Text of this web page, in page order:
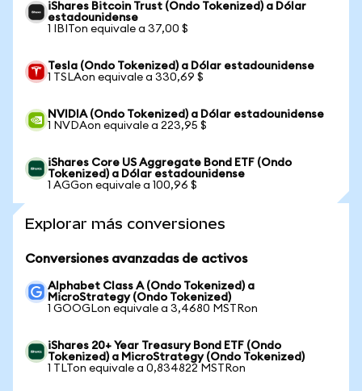
iShares Bitcoin Trust (Ondo Tokenized) a Dólar
estadounidense
1 IBITon equivale a 37,00 $
Tesla (Ondo Tokenized) a Dólar estadounidense
1 TSLAon equivale a 330,69 $
NVIDIA (Ondo Tokenized) a Dólar estadounidense
1 NVDAon equivale a 223,95 $
iShares Core US Aggregate Bond ETF (Ondo
Tokenized) a Dólar estadounidense
1 AGGon equivale a 100,96 $
Explorar más conversiones
Conversiones avanzadas de activos
Alphabet Class A (Ondo Tokenized) a
MicroStrategy (Ondo Tokenized)
1 GOOGLon equivale a 3,4680 MSTRon
iShares 20+ Year Treasury Bond ETF (Ondo
Tokenized) a MicroStrategy (Ondo Tokenized)
1 TLTon equivale a 0,834822 MSTRon